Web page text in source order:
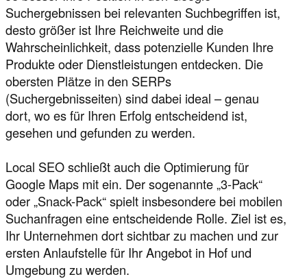
Suchergebnissen bei relevanten Suchbegriffen ist,
desto größer ist Ihre Reichweite und die
Wahrscheinlichkeit, dass potenzielle Kunden Ihre
Produkte oder Dienstleistungen entdecken. Die
obersten Plätze in den SERPs
(Suchergebnisseiten) sind dabei ideal – genau
dort, wo es für Ihren Erfolg entscheidend ist,
gesehen und gefunden zu werden.
Local SEO schließt auch die Optimierung für
Google Maps mit ein. Der sogenannte „3-Pack“
oder „Snack-Pack“ spielt insbesondere bei mobilen
Suchanfragen eine entscheidende Rolle. Ziel ist es,
Ihr Unternehmen dort sichtbar zu machen und zur
ersten Anlaufstelle für Ihr Angebot in Hof und
Umgebung zu werden.